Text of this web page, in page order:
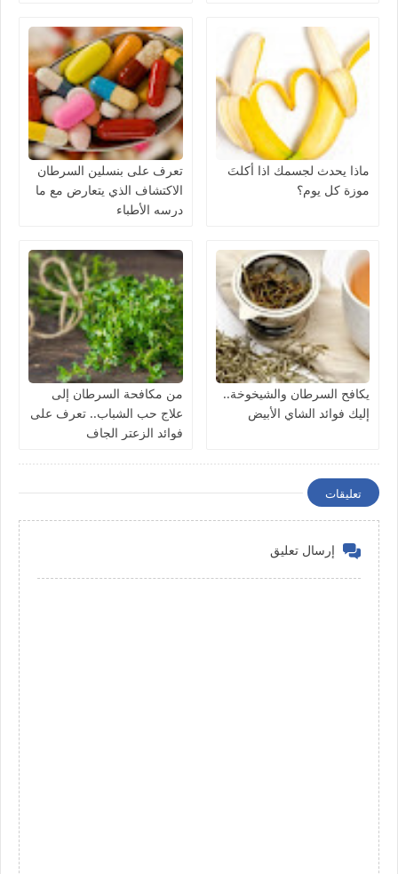
ماذا يحدث لجسمك اذا أكلتَ
موزة كل يوم؟
تعرف على بنسلين السرطان
الاكتشاف الذي يتعارض مع ما
درسه الأطباء
يكافح السرطان والشيخوخة..
إليك فوائد الشاي الأبيض
من مكافحة السرطان إلى
علاج حب الشباب.. تعرف على
فوائد الزعتر الجاف
تعليقات
إرسال تعليق